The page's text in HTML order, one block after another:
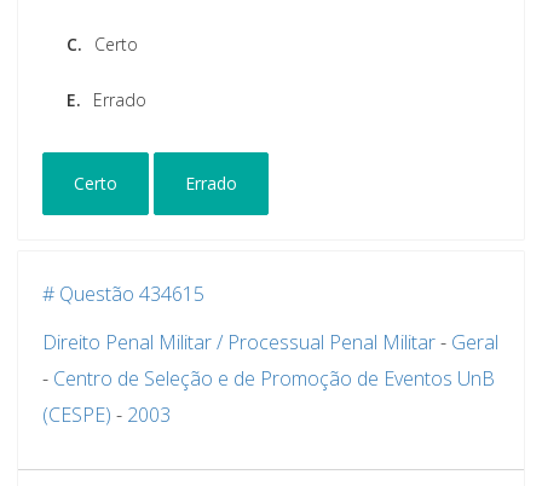
C. Certo
E. Errado
Certo Errado
# Questão 434615
Direito Penal Militar / Processual Penal Militar- Geral
- Centro de Seleção e de Promoção de Eventos UnB
(CESPE) - 2003